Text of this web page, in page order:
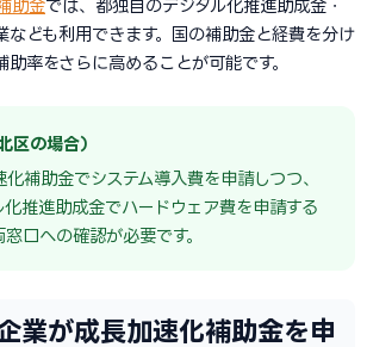
助金では、都独自のデジタル化推進助成金・
なども利用できます。国の補助金と経費を分け
助率をさらに高めることが可能です。
区の場合）
補助金でシステム導入費を申請しつつ、
化推進助成金でハードウェア費を申請する
口への確認が必要です。
業が成長加速化補助金を申